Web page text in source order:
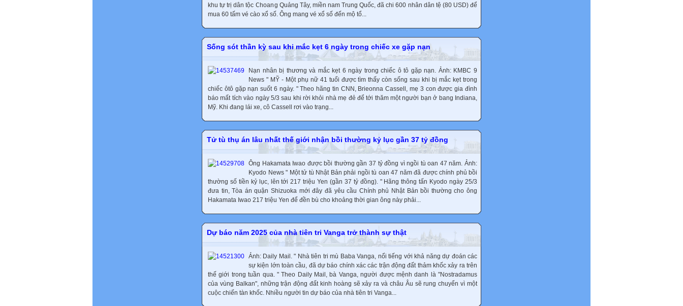
khu tự trị dân tộc Choang Quảng Tây, miền nam Trung Quốc, đã chi 600 nhân dân tệ (80 USD) để
mua 60 tấm vé cào xổ số. Ông mang vé xổ số đến mộ tổ...
Sống sót thần kỳ sau khi mắc kẹt 6 ngày trong chiếc xe gặp nạn
Nạn nhân bị thương và mắc kẹt 6 ngày trong chiếc ô tô gặp nạn. Ảnh: KMBC 9
News " MỸ - Một phụ nữ 41 tuổi được tìm thấy còn sống sau khi bị mắc kẹt trong
chiếc ôtô gặp nạn suốt 6 ngày. " Theo hãng tin CNN, Brieonna Cassell, mẹ 3 con được gia đình
báo mất tích vào ngày 5/3 sau khi rời khỏi nhà mẹ đẻ để tới thăm một người bạn ở bang Indiana,
Mỹ. Khi đang lái xe, cô Cassell rơi vào trạng...
Tử tù thụ án lâu nhất thế giới nhận bồi thường kỷ lục gần 37 tỷ đồng
Ông Hakamata Iwao được bồi thường gần 37 tỷ đồng vì ngồi tù oan 47 năm. Ảnh:
Kyodo News " Một tử tù Nhật Bản phải ngồi tù oan 47 năm đã được chính phủ bồi
thường số tiền kỷ lục, lên tới 217 triệu Yen (gần 37 tỷ đồng). " Hãng thông tấn Kyodo ngày 25/3
đưa tin, Tòa án quận Shizuoka mới đây đã yêu cầu Chính phủ Nhật Bản bồi thường cho ông
Hakamata Iwao 217 triệu Yen để đền bù cho khoảng thời gian ông này phải...
Dự báo năm 2025 của nhà tiên tri Vanga trở thành sự thật
Ảnh: Daily Mail. " Nhà tiên tri mù Baba Vanga, nổi tiếng với khả năng dự đoán các
sự kiện lớn toàn cầu, đã dự báo chính xác các trận động đất thảm khốc xảy ra trên
thế giới trong tuần qua. " Theo Daily Mail, bà Vanga, người được mệnh danh là "Nostradamus
của vùng Balkan", những trận động đất kinh hoàng sẽ xảy ra và châu Âu sẽ rung chuyển vì một
cuộc chiến tàn khốc. Nhiều người tin dự báo của nhà tiên tri Vanga...